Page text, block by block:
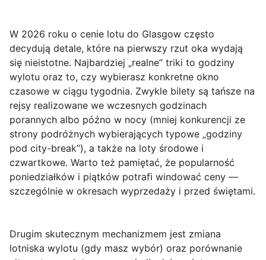
W 2026 roku o cenie lotu do Glasgow często
decydują detale, które na pierwszy rzut oka wydają
się nieistotne. Najbardziej „realne” triki to godziny
wylotu oraz to, czy wybierasz konkretne okno
czasowe w ciągu tygodnia. Zwykle bilety są tańsze na
rejsy realizowane we wczesnych godzinach
porannych albo późno w nocy (mniej konkurencji ze
strony podróżnych wybierających typowe „godziny
pod city-break”), a także na loty środowe i
czwartkowe. Warto też pamiętać, że popularność
poniedziałków i piątków potrafi windować ceny —
szczególnie w okresach wyprzedaży i przed świętami.
Drugim skutecznym mechanizmem jest zmiana
lotniska wylotu (gdy masz wybór) oraz porównanie